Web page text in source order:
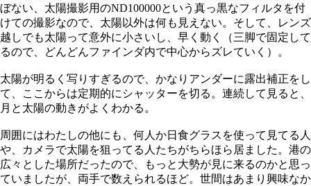
ぼない、太陽撮影用のND100000という真っ黒なフィルタを付
けての撮影なので、太陽以外は何も見えない。そして、レンズ
越しでも太陽って意外に小さいし、早く動く（三脚で固定して
るので、どんどんファインダ内で中心からズレていく）。
太陽が明るく写りすぎるので、かなりアンダーに露出補正をし
て、ここからは定期的にシャッターを切る。連続して見ると、
月と太陽の動きがよくわかる。
周囲にはわたしの他にも、何人か日食グラスを使って見てる人
や、カメラで太陽を狙ってる人たちがちらほら居ました。港の
広々とした場所だったので、もっと大勢が見に来るのかと思っ
ていましたが、両手で数えられるほど。世間はあまり興味なか